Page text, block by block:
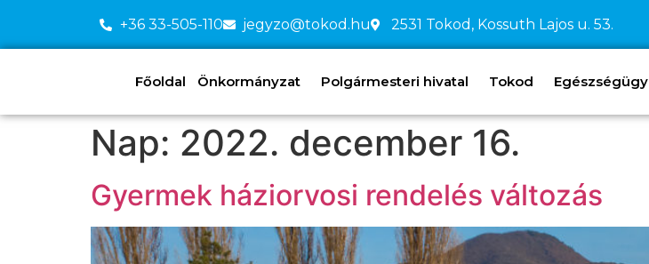
+36 33-505-110 jegyzo@tokod.hu 2531 Tokod, Kossuth Lajos u. 53.
Főoldal Önkormányzat Polgármesteri hivatal Tokod Egészségügy
Nap: 2022. december 16.
Gyermek háziorvosi rendelés változás